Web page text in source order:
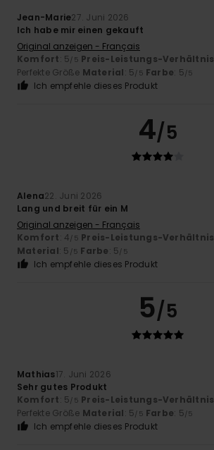
Jean-Marie27. Juni 2026
Ich habe mir einen gekauft
Original anzeigen - Français
Komfort: 5/5 Preis-Leistungs-Verhältnis
Perfekte Größe Material: 5/5 Farbe: 5/5
Ich empfehle dieses Produkt
4/5
Alena22. Juni 2026
Lang und breit für ein M
Original anzeigen - Français
Komfort: 4/5 Preis-Leistungs-Verhältnis
Material: 5 /5 Farbe: 5/5
Ich empfehle dieses Produkt
5/5
Mathias17. Juni 2026
Sehr gutes Produkt
Komfort: 5/5 Preis-Leistungs-Verhältnis
Perfekte Größe Material: 5/5 Farbe: 5/5
Ich empfehle dieses Produkt